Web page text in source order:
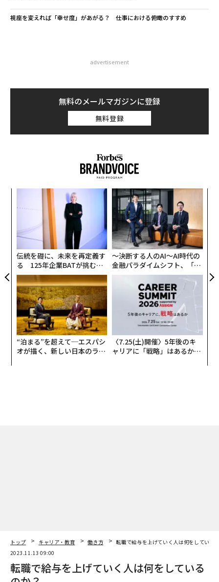
視座を変えれば「幸せ度」があがる？ 仕事における俯瞰のすすめ
advertisement
無料のメールマガジンに登録
無料登録
伝統を礎に、未来を再定義す
る 125年企業BATが挑むス
モークレスな未来
〜決断する人のAI〜AI時代の
金融パラダイムシフト、「超
個別化」の核心 【MUFG×ウ
ェルスナビ×PwC】
“泊まる”を超えて─エスパシ
オが描く、新しい日本のラグ
〈7.25(土)開催〉5年後のキ
ャリアに「戦略」はあるか。
トップ キャリア・教育 働き方
転職で給与を上げていく人は何をしている
2023.11.13 09:00
転職で給与を上げていく人は何をしている